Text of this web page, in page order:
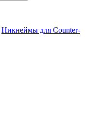
Никнеймы для Counter-